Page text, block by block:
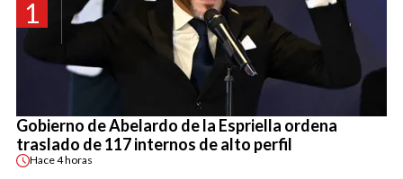
1
Gobierno de Abelardo de la Espriella ordena
traslado de 117 internos de alto perfil
Hace4 horas